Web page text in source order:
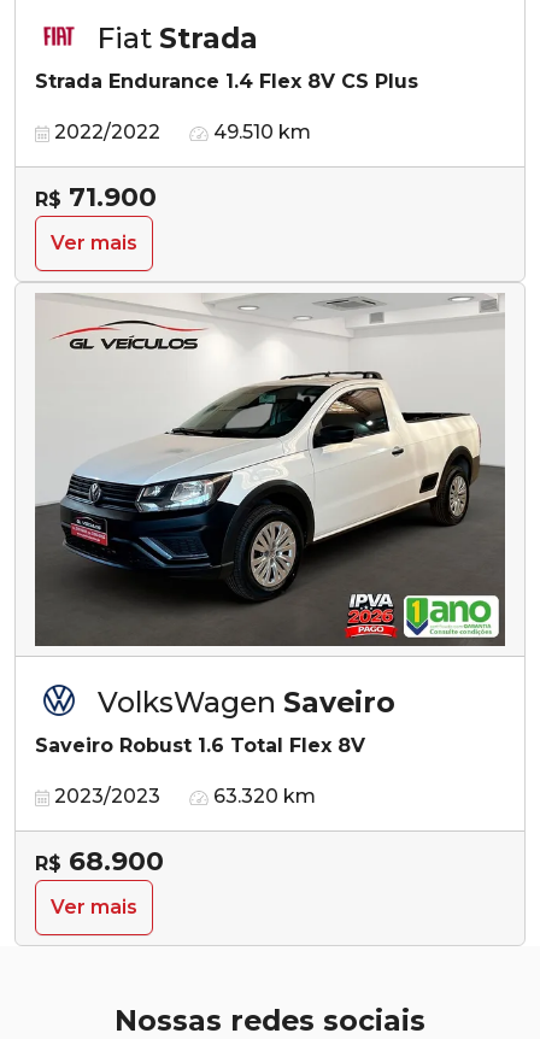
Fiat Strada
Strada Endurance 1.4 Flex 8V CS Plus
2022/2022 49.510 km
R$ 71.900
Ver mais
VolksWagen Saveiro
Saveiro Robust 1.6 Total Flex 8V
2023/2023 63.320 km
R$ 68.900
Ver mais
Nossas redes sociais